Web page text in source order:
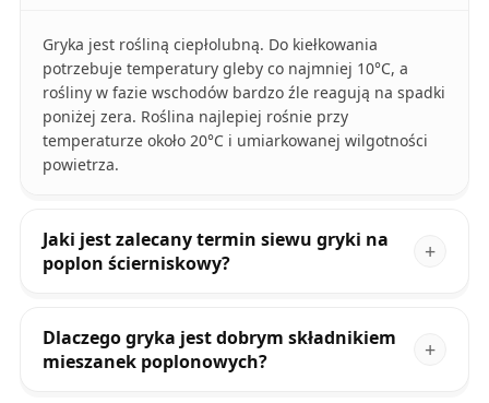
Gryka jest rośliną ciepłolubną. Do kiełkowania
potrzebuje temperatury gleby co najmniej 10°C, a
rośliny w fazie wschodów bardzo źle reagują na spadki
poniżej zera. Roślina najlepiej rośnie przy
temperaturze około 20°C i umiarkowanej wilgotności
powietrza.
Jaki jest zalecany termin siewu gryki na
poplon ścierniskowy?
Dlaczego gryka jest dobrym składnikiem
mieszanek poplonowych?